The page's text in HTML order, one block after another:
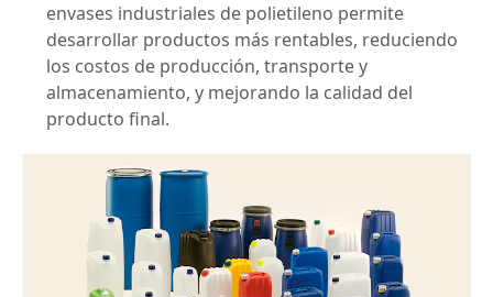
envases industriales de polietileno permite
desarrollar productos más rentables, reduciendo
los costos de producción, transporte y
almacenamiento, y mejorando la calidad del
producto final.